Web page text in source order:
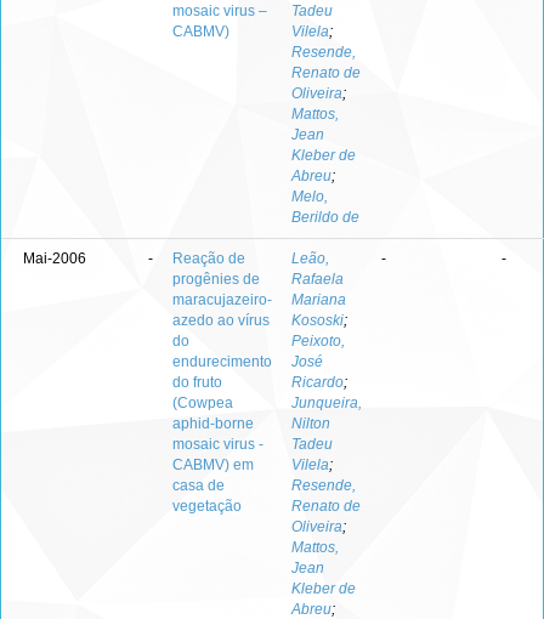
mosaic virus –
CABMV)
Tadeu
Vilela;
Resende,
Renato de
Oliveira;
Mattos,
Jean
Kleber de
Abreu;
Melo,
Berildo de
Mai-2006 -
Reação de
progênies de
maracujazeiro-
azedo ao vírus
do
endurecimento
do fruto
(Cowpea
aphid-borne
mosaic virus -
CABMV) em
casa de
vegetação
Leão,
Rafaela
Mariana
Kososki;
Peixoto,
José
Ricardo;
Junqueira,
Nilton
Tadeu
Vilela;
Resende,
Renato de
Oliveira;
Mattos,
Jean
Kleber de
Abreu;
- -